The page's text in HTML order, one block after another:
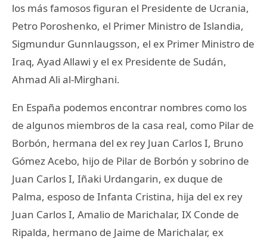
los más famosos figuran el Presidente de Ucrania,
Petro Poroshenko, el Primer Ministro de Islandia,
Sigmundur Gunnlaugsson, el ex Primer Ministro de
Iraq, Ayad Allawi y el ex Presidente de Sudán,
Ahmad Ali al-Mirghani.
En España podemos encontrar nombres como los
de algunos miembros de la casa real, como Pilar de
Borbón, hermana del ex rey Juan Carlos I, Bruno
Gómez Acebo, hijo de Pilar de Borbón y sobrino de
Juan Carlos I, Iñaki Urdangarin, ex duque de
Palma, esposo de Infanta Cristina, hija del ex rey
Juan Carlos I, Amalio de Marichalar, IX Conde de
Ripalda, hermano de Jaime de Marichalar, ex